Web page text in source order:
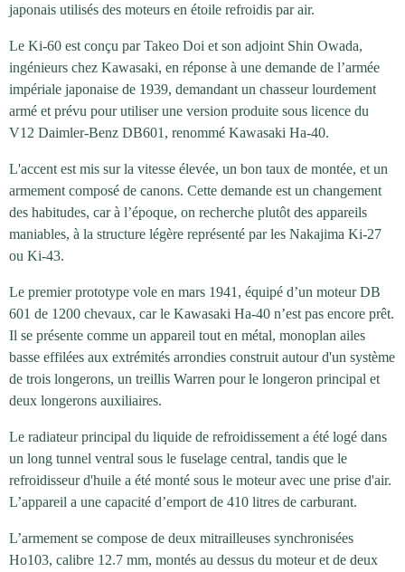
japonais utilisés des moteurs en étoile refroidis par air.
Le Ki-60 est conçu par Takeo Doi et son adjoint Shin Owada,
ingénieurs chez Kawasaki, en réponse à une demande de l’armée
impériale japonaise de 1939, demandant un chasseur lourdement
armé et prévu pour utiliser une version produite sous licence du
V12 Daimler-Benz DB601, renommé Kawasaki Ha-40.
L'accent est mis sur la vitesse élevée, un bon taux de montée, et un
armement composé de canons. Cette demande est un changement
des habitudes, car à l’époque, on recherche plutôt des appareils
maniables, à la structure légère représenté par les Nakajima Ki-27
ou Ki-43.
Le premier prototype vole en mars 1941, équipé d’un moteur DB
601 de 1200 chevaux, car le Kawasaki Ha-40 n’est pas encore prêt.
Il se présente comme un appareil tout en métal, monoplan ailes
basse effilées aux extrémités arrondies construit autour d'un système
de trois longerons, un treillis Warren pour le longeron principal et
deux longerons auxiliaires.
Le radiateur principal du liquide de refroidissement a été logé dans
un long tunnel ventral sous le fuselage central, tandis que le
refroidisseur d'huile a été monté sous le moteur avec une prise d'air.
L’appareil a une capacité d’emport de 410 litres de carburant.
L’armement se compose de deux mitrailleuses synchronisées
Ho103, calibre 12.7 mm, montés au dessus du moteur et de deux